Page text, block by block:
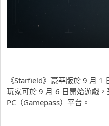
《Starfield》豪華版於 9 月 1
玩家可於 9 月 6 日開始遊戲
PC（Gamepass）平台。